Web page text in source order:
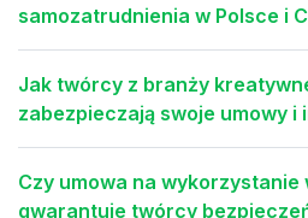
samozatrudnienia w Polsce i
Jak twórcy z branży
zabezpieczają swoje umowy i
Czy umowa na wykorzystanie
gwarantuje twórcy